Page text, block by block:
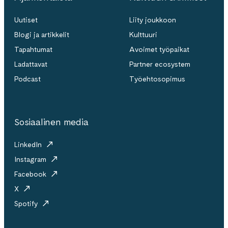
Uutiset
Blogi ja artikkelit
Tapahtumat
Ladattavat
Podcast
Liity joukkoon
Kulttuuri
Avoimet työpaikat
Partner ecosystem
Työehtosopimus
Sosiaalinen media
LinkedIn
Instagram
Facebook
X
Spotify